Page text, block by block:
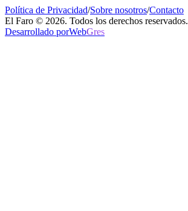
Política de Privacidad/Sobre nosotros/Contacto
El Faro © 2026. Todos los derechos reservados.
Desarrollado porWebGres